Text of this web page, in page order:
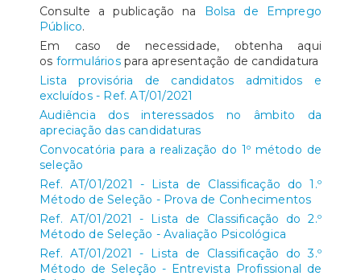
Consulte a publicação na Bolsa de Emprego
Público.
Em caso de necessidade, obtenha aqui
os formuláriospara apresentação de candidatura
Lista provisória de candidatos admitidos e
excluídos - Ref. AT/01/2021
Audiência dos interessados no âmbito da
apreciação das candidaturas
Convocatória para a realização do 1º método de
seleção
Ref. AT/01/2021 - Lista de Classificação do 1.º
Método de Seleção - Prova de Conhecimentos
Ref. AT/01/2021 - Lista de Classificação do 2.º
Método de Seleção - Avaliação Psicológica
Ref. AT/01/2021 - Lista de Classificação do 3.º
Método de Seleção - Entrevista Profissional de